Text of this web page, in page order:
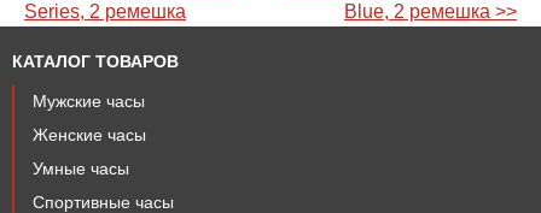
Series, 2 ремешка
Blue, 2 ремешка >>
КАТАЛОГ ТОВАРОВ
Мужские часы
Женские часы
Умные часы
Спортивные часы